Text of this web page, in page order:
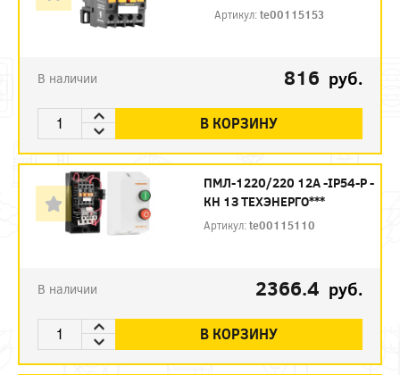
Артикул:te00115153
В наличии 816 руб.
В КОРЗИНУ
ПМЛ-1220/220 12А -IP54-Р -
КН 1З ТЕХЭНЕРГО***
Артикул:te00115110
В наличии 2366.4 руб.
В КОРЗИНУ